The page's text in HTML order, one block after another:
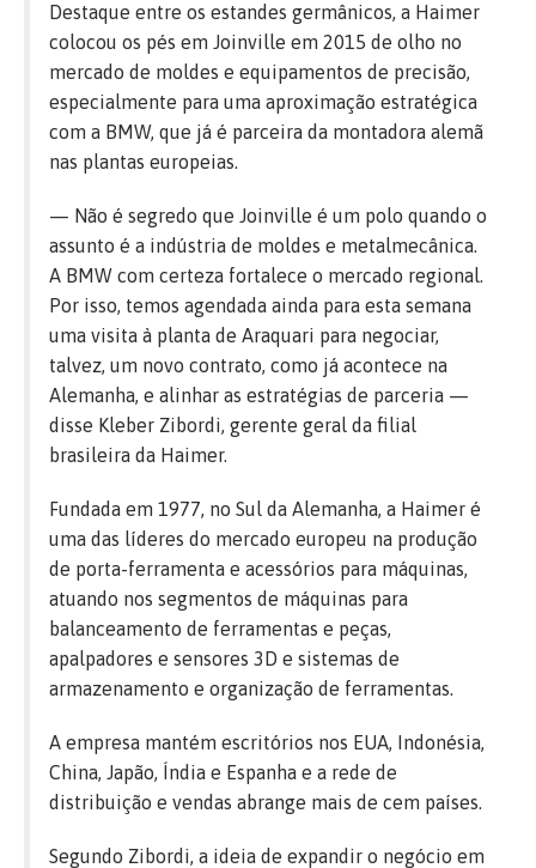
Destaque entre os estandes germânicos, a Haimer
colocou os pés em Joinville em 2015 de olho no
mercado de moldes e equipamentos de precisão,
especialmente para uma aproximação estratégica
com a BMW, que já é parceira da montadora alemã
nas plantas europeias.
— Não é segredo que Joinville é um polo quando o
assunto é a indústria de moldes e metalmecânica.
A BMW com certeza fortalece o mercado regional.
Por isso, temos agendada ainda para esta semana
uma visita à planta de Araquari para negociar,
talvez, um novo contrato, como já acontece na
Alemanha, e alinhar as estratégias de parceria —
disse Kleber Zibordi, gerente geral da filial
brasileira da Haimer.
Fundada em 1977, no Sul da Alemanha, a Haimer é
uma das líderes do mercado europeu na produção
de porta-ferramenta e acessórios para máquinas,
atuando nos segmentos de máquinas para
balanceamento de ferramentas e peças,
apalpadores e sensores 3D e sistemas de
armazenamento e organização de ferramentas.
A empresa mantém escritórios nos EUA, Indonésia,
China, Japão, Índia e Espanha e a rede de
distribuição e vendas abrange mais de cem países.
Segundo Zibordi, a ideia de expandir o negócio em